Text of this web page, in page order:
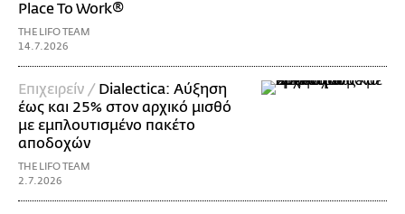
Place To Work®
THE LIFO TEAM
14.7.2026
Επιχειρείν / Dialectica: Αύξηση
έως και 25% στον αρχικό μισθό
με εμπλουτισμένο πακέτο
αποδοχών
THE LIFO TEAM
2.7.2026